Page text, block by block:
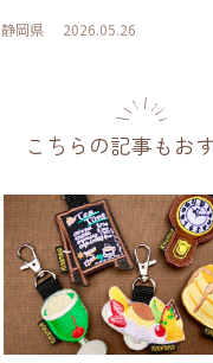
静岡県 2026.05.26
こちらの記事もお